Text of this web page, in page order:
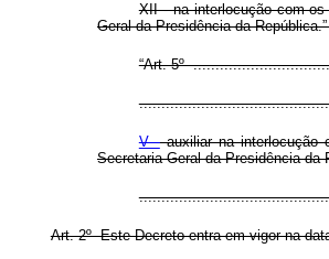
XII - na interlocução com os
Geral da Presidência da
“Art. 5º
V -auxiliar na interlocução
Secretaria-Geral da Presidência da
Art. 2º Este Decreto entra em vigor na